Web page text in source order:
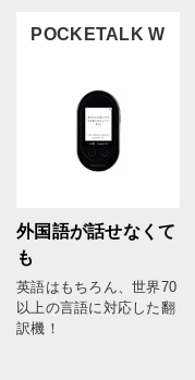
POCKETALK W
外国語が話せなくて
も
英語はもちろん、世界70
以上の言語に対応した翻
訳機！